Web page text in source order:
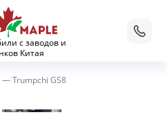
с заводов и
Китая
— Trumpchi GS8